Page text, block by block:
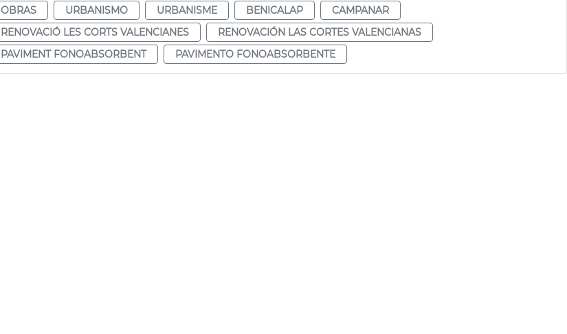
OBRAS
URBANISMO URBANISME BENICALAP
CAMPANAR
RENOVACIÓ LES CORTS VALENCIANES
RENOVACIÓN LAS CORTES VALENCIANAS
PAVIMENT FONOABSORBENT
PAVIMENTO FONOABSORBENTE